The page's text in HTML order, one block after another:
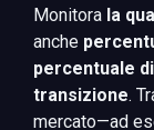
Monitora la
anche
percentuale
transizione.
mercato—ad